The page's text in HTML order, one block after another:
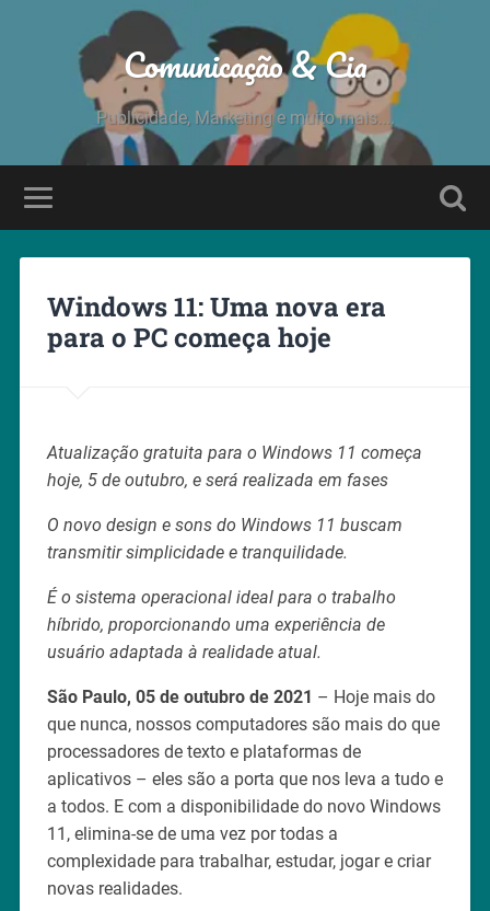
Comunicação & Cia
Publicidade, Marketing e muito mais....
Windows 11: Uma nova era
para o PC começa hoje
Atualização gratuita para o Windows 11 começa
hoje, 5 de outubro, e será realizada em fases
O novo design e sons do Windows 11 buscam
transmitir simplicidade e tranquilidade.
É o sistema operacional ideal para o trabalho
híbrido, proporcionando uma experiência de
usuário adaptada à realidade atual.
São Paulo, 05 de outubro de 2021 – Hoje mais do
que nunca, nossos computadores são mais do que
processadores de texto e plataformas de
aplicativos – eles são a porta que nos leva a tudo e
a todos. E com a disponibilidade do novo Windows
11, elimina-se de uma vez por todas a
complexidade para trabalhar, estudar, jogar e criar
novas realidades.